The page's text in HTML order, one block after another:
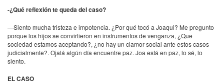
-¿Qué reflexión te queda del caso?
—Siento mucha tristeza e impotencia. ¿Por qué tocó a Joaqui? Me pregunto
porque los hijos se convirtieron en instrumentos de venganza, ¿Que
sociedad estamos aceptando?, ¿no hay un clamor social ante estos casos
judicialmente?. Ojalá algún día encuentre paz. Joa está en paz, lo sé, lo
siento.
EL CASO